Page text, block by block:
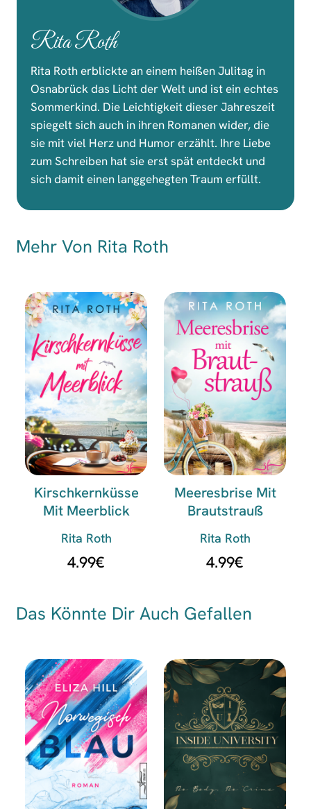
Rita Roth
Rita Roth erblickte an einem heißen Julitag in
Osnabrück das Licht der Welt und ist ein echtes
Sommerkind. Die Leichtigkeit dieser Jahreszeit
spiegelt sich auch in ihren Romanen wider, die
sie mit viel Herz und Humor erzählt. Ihre Liebe
zum Schreiben hat sie erst spät entdeckt und
sich damit einen langgehegten Traum erfüllt.
Mehr Von Rita Roth
Kirschkernküsse
Mit Meerblick
Rita Roth
4.99€
Meeresbrise Mit
Brautstrauß
Rita Roth
4.99€
Das Könnte Dir Auch Gefallen